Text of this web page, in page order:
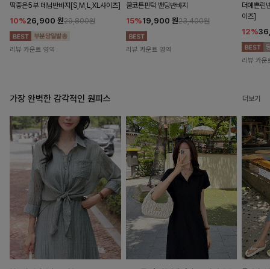
딱좋은5부 데님반바지[S,M,L,XL사이즈]
10%26,900 원29,800원
리뷰 카운트 영역
쿨코튼핀턱 밴딩반바지
15%19,900 원23,400원
리뷰 카운트 영역
더예쁜린
이즈]
12%
리뷰 카운
가장 완벽한 감각적인 원피스 더보기